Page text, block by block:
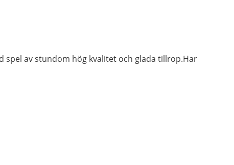
spel av stundom hög kvalitet och glada tillrop.Har